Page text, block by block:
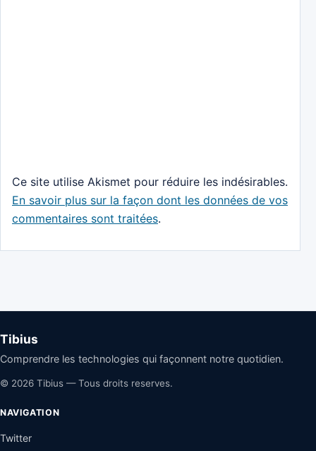
Ce site utilise Akismet pour réduire les indésirables.
En savoir plus sur la façon dont les données de vos
commentaires sont traitées.
Tibius
Comprendre les technologies qui façonnent notre quotidien.
© 2026 Tibius — Tous droits reserves.
NAVIGATION
Twitter